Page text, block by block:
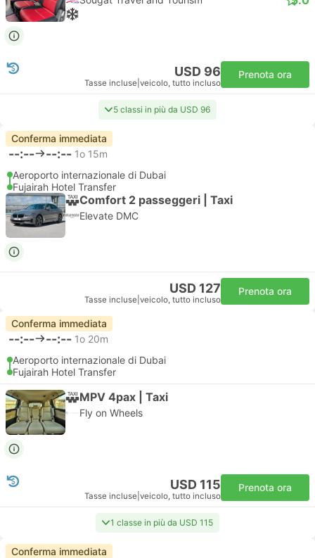
USD 96
Tasse incluse veicolo, tutto incluso
Prenota ora
5 classi in più da USD 96
Conferma immediata
--:-- --:-- 1o 15m
Aeroporto internazionale di Dubai
Fujairah Hotel Transfer
Comfort 2 passeggeri | Taxi
Elevate DMC
USD 127
Tasse incluse veicolo, tutto incluso
Prenota ora
Conferma immediata
--:-- --:-- 1o 20m
Aeroporto internazionale di Dubai
Fujairah Hotel Transfer
MPV 4pax | Taxi
Fly on Wheels
USD 115
Tasse incluse veicolo, tutto incluso
Prenota ora
1 classe in più da USD 115
Conferma immediata